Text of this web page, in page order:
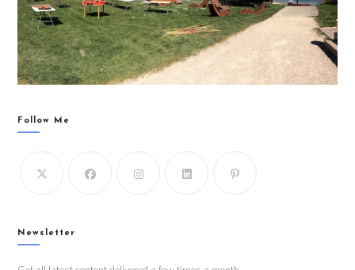
Follow Me
Newsletter